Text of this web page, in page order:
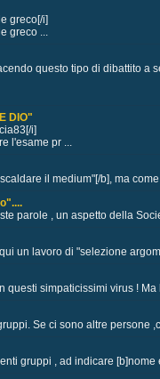
greco[/i]
greco ...
questo tipo di dibattito a
DIO"
i]
l'esame pr ...
il medium"[/b], ma
parole , un aspetto della
un lavoro di "selezione
questi simpaticissimi virus !
Se ci sono altre persone
gruppi , ad indicare [b]nome